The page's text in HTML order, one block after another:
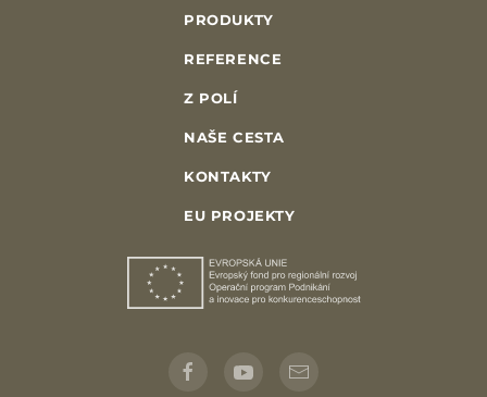
PRODUKTY
REFERENCE
Z POLÍ
NAŠE CESTA
KONTAKTY
EU PROJEKTY